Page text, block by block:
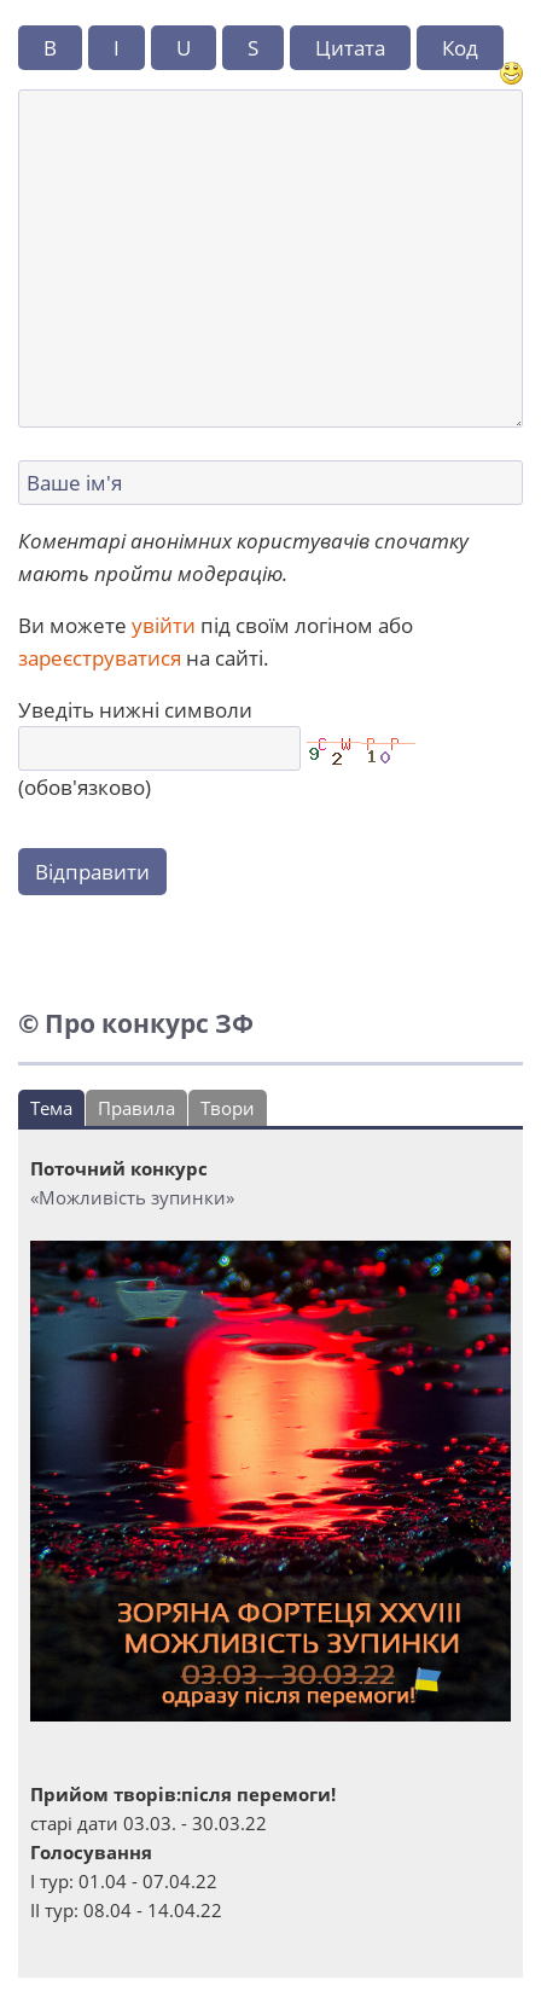
B I U S Цитата Код
Коментарі анонімних користувачів спочатку
мають пройти модерацію.
Ви можете увійти під своїм логіном або
зареєструватися на сайті.
Уведіть нижні символи
(обов'язково)
Відправити
© Про конкурс ЗФ
Тема Правила Твори
Поточний конкурс
«Можливість зупинки»
Прийом творів:після перемоги!
старі дати 03.03. - 30.03.22
Голосування
І тур: 01.04 - 07.04.22
ІІ тур: 08.04 - 14.04.22